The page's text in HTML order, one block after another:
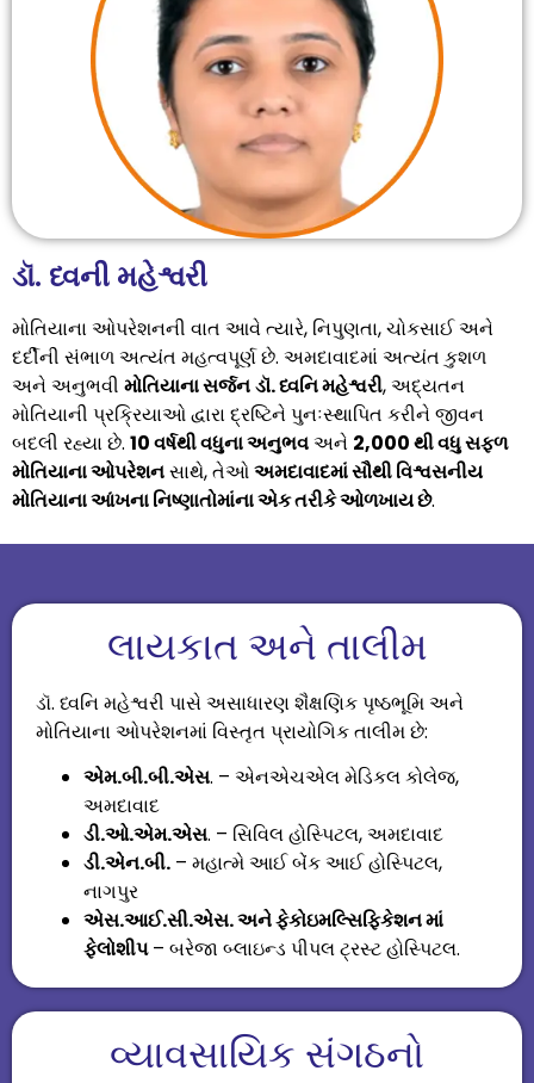
ડૉ. ધ્વની મહેશ્વરી
મોતિયાના ઓપરેશનની વાત આવે ત્યારે, નિપુણતા, ચોકસાઈ અને
દર્દીની સંભાળ અત્યંત મહત્વપૂર્ણ છે. અમદાવાદમાં અત્યંત કુશળ
અને અનુભવી મોતિયાના સર્જનડૉ. ધ્વનિ મહેશ્વરી, અદ્યતન
મોતિયાની પ્રક્રિયાઓ દ્વારા દ્રષ્ટિને પુનઃસ્થાપિત કરીને જીવન
બદલી રહ્યા છે. 10 વર્ષથી વધુના અનુભવઅને 2,000 થી વધુ સફળ
મોતિયાના ઓપરેશનસાથે, તેઓઅમદાવાદમાં સૌથી વિશ્વસનીય
મોતિયાના આંખના નિષ્ણાતોમાંના એક તરીકે ઓળખાય છે.
લાયકાત અને તાલીમ
ડૉ. ધ્વનિ મહેશ્વરી પાસે અસાધારણ શૈક્ષણિક પૃષ્ઠભૂમિ અને
મોતિયાના ઓપરેશનમાં વિસ્તૃત પ્રાયોગિક તાલીમ છે:
એમ.બી.બી.એસ. – એનએચએલ મેડિકલ કોલેજ,
અમદાવાદ
ડી.ઓ.એમ.એસ. – સિવિલ હોસ્પિટલ, અમદાવાદ
ડી.એન.બી. – મહાત્મે આઈ બેંક આઈ હોસ્પિટલ,
નાગપુર
એસ.આઈ.સી.એસ. અને ફેકોઇમલ્સિફિકેશન માં
ફેલોશીપ– બરેજા બ્લાઇન્ડ પીપલ ટ્રસ્ટ હોસ્પિટલ.
વ્યાવસાયિક સંગઠનો